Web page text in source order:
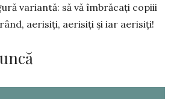
variantă: să vă îmbrăcați copiii
aerisiți, aerisiți și iar aerisiți!